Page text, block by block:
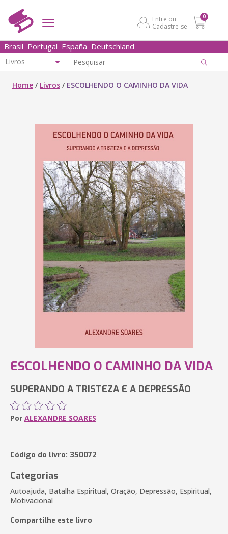
Entre ou
Cadastre-se
0
Brasil Portugal España Deutschland
Home / Livros / ESCOLHENDO O CAMINHO DA VIDA
ESCOLHENDO O CAMINHO DA VIDA
SUPERANDO A TRISTEZA E A DEPRESSÃO
Por ALEXANDRE SOARES
Código do livro: 350072
Categorias
Autoajuda, Batalha Espiritual, Oração, Depressão, Espiritual,
Motivacional
Compartilhe este livro